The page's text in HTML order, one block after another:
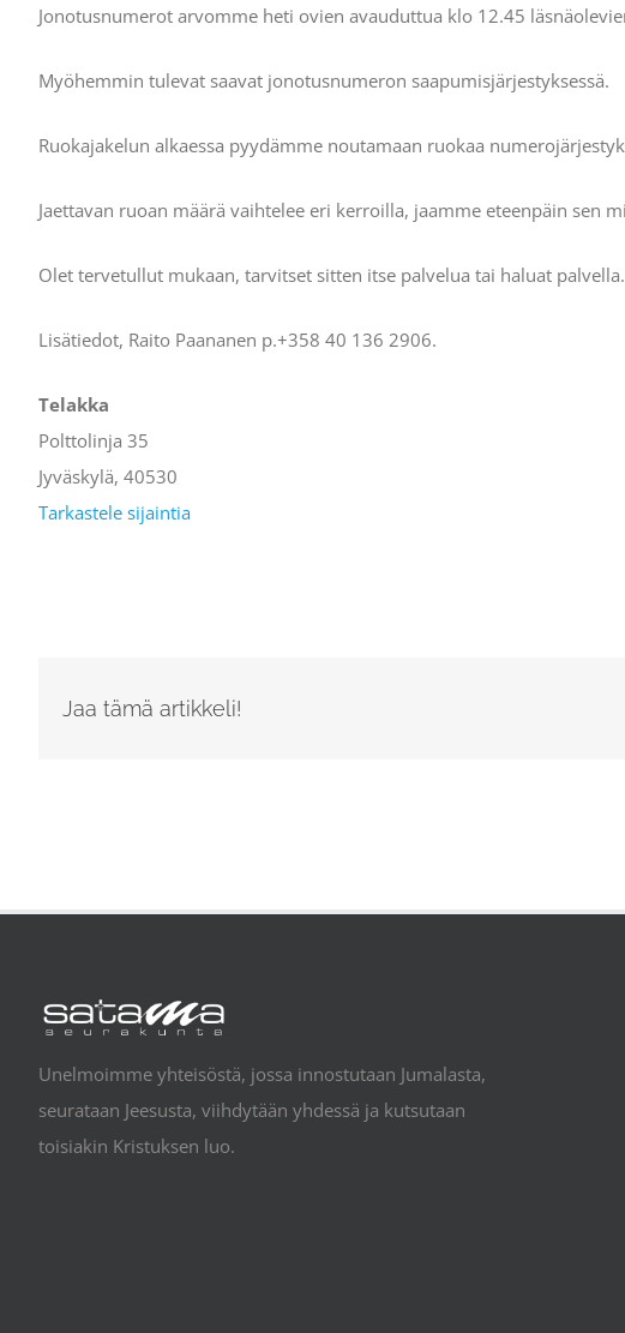
Jonotusnumerot arvomme heti ovien avauduttua klo 12.45
Myöhemmin tulevat saavat jonotusnumeron saapumisjärjestyksessä.
Ruokajakelun alkaessa pyydämme noutamaan ruokaa
Jaettavan ruoan määrä vaihtelee eri kerroilla, jaamme eteenpäin sen
Olet tervetullut mukaan, tarvitset sitten itse palvelua tai haluat palvella.
Lisätiedot, Raito Paananen p.‭+358 40 136 2906‬.
Telakka
Polttolinja 35
Jyväskylä, 40530
Tarkastele sijaintia
Jaa tämä artikkeli!
Unelmoimme yhteisöstä, jossa innostutaan Jumalasta,
seurataan Jeesusta, viihdytään yhdessä ja kutsutaan
toisiakin Kristuksen luo.